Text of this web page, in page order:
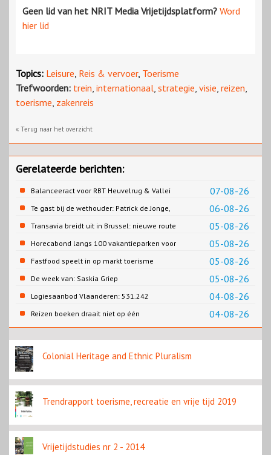
Geen lid van het NRIT Media Vrijetijdsplatform? Word
hier lid
Topics: Leisure, Reis & vervoer, Toerisme
Trefwoorden: trein, internationaal, strategie, visie, reizen,
toerisme, zakenreis
« Terug naar het overzicht
Gerelateerde berichten:
07-08-26
Balanceeract voor RBT Heuvelrug & Vallei
06-08-26
Te gast bij de wethouder: Patrick de Jonge,
Gemeente Emmen
05-08-26
Transavia breidt uit in Brussel: nieuwe route
naar Porto
05-08-26
Horecabond langs 100 vakantieparken voor
Cao-recreatie
05-08-26
Fastfood speelt in op markt toerisme
05-08-26
De week van: Saskia Griep
04-08-26
Logiesaanbod Vlaanderen: 531.242
slaapplaatsen
04-08-26
Reizen boeken draait niet op één
contentbron
Colonial Heritage and Ethnic Pluralism
Trendrapport toerisme, recreatie en vrije tijd 2019
Vrijetijdstudies nr 2 - 2014